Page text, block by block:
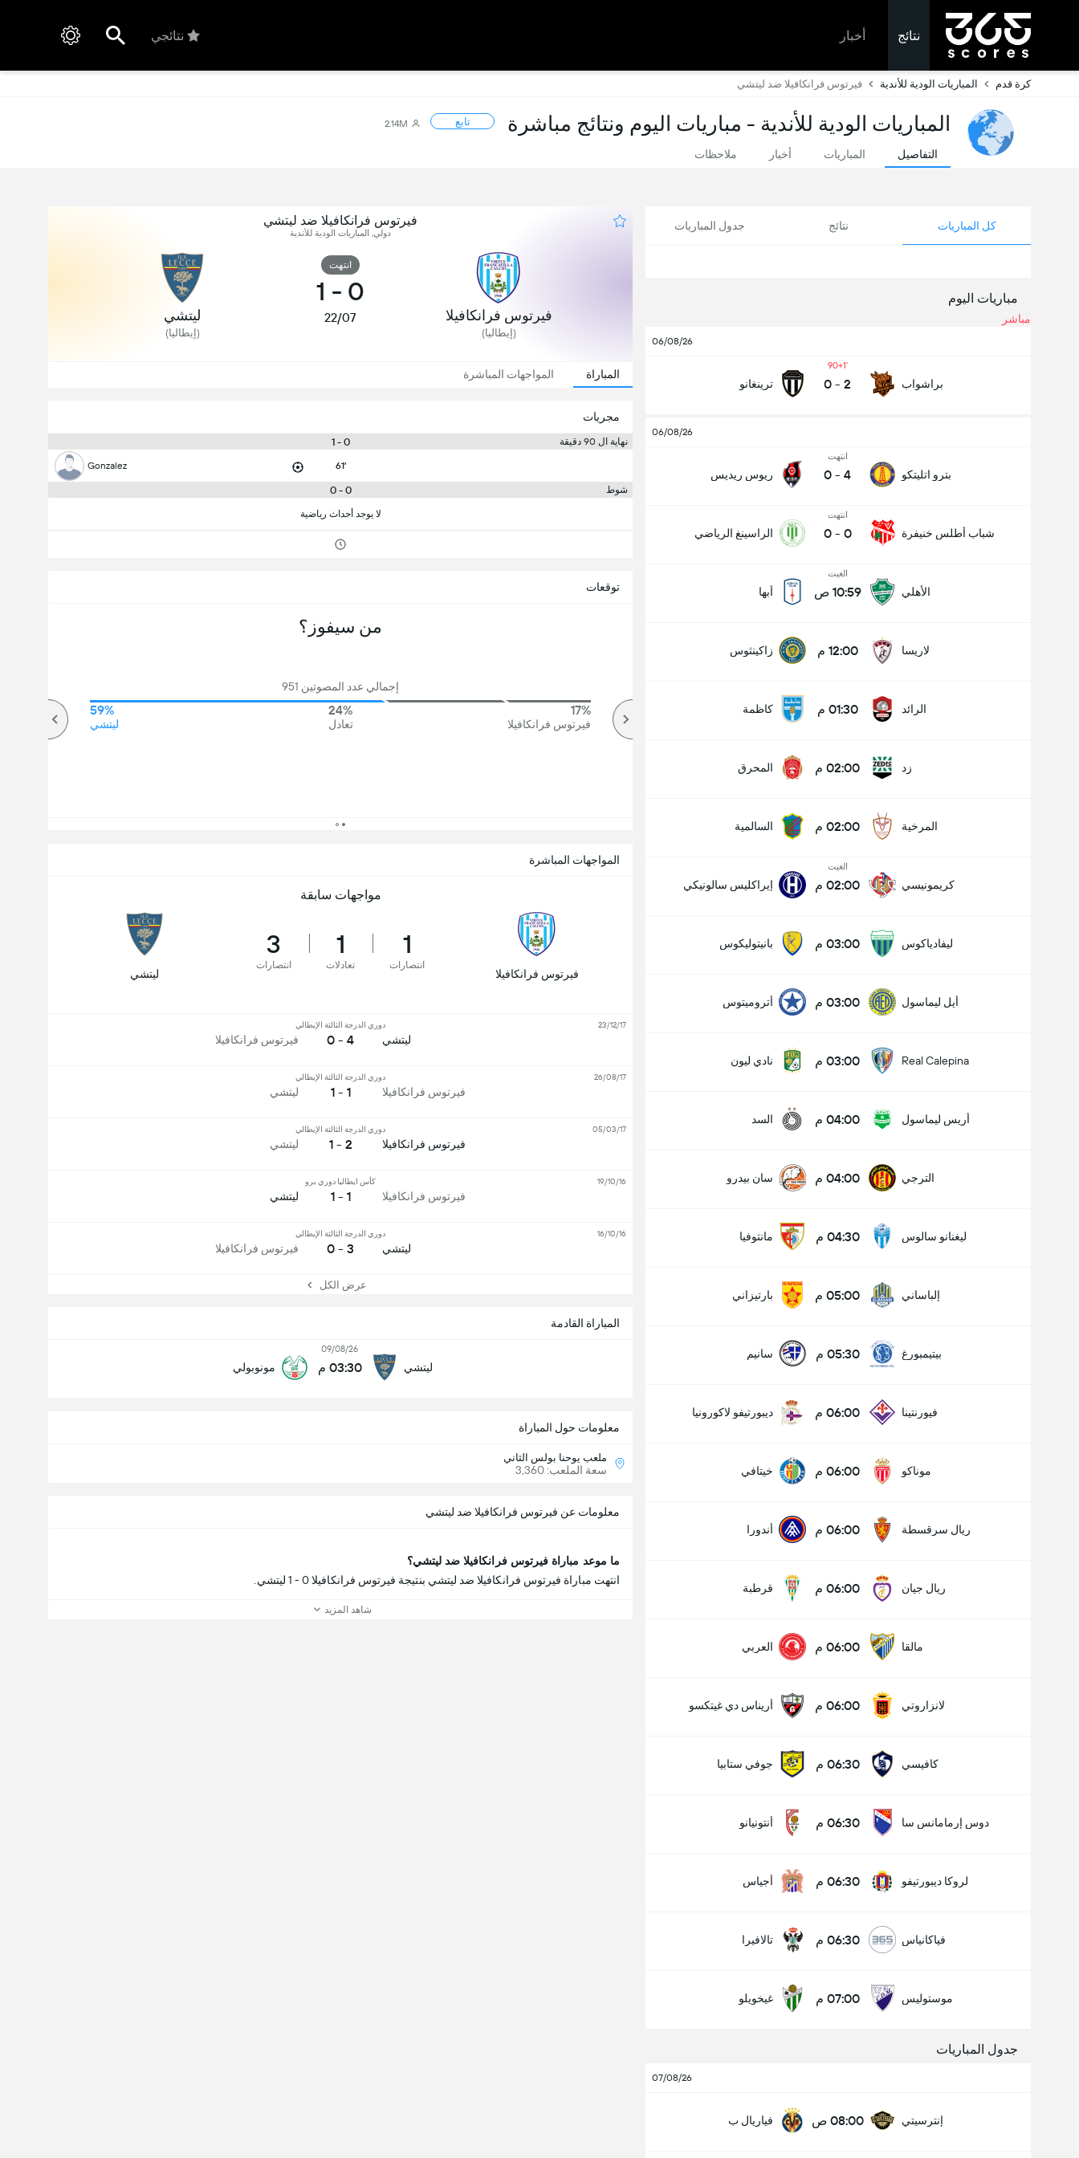
نتائج أخبار نتائجي
كرة قدم المباريات الودية للأندية فيرتوس فرانكافيلا ضد ليتشي
المباريات الودية للأندية - مباريات اليوم ونتائج مباشرة تابع 2.14M
التفاصيل المباريات أخبار ملاحظات
كل المباريات نتائج جدول المباريات
مباريات اليوم
مباشر
06/08/26
براشواب
90+1
2
-
0 ترينغانو
06/08/26
بترو اتليتكو
انتهت
4
-
0 ريوس ريديس
شباب أطلس خنيفرة
انتهت
0
-
0 الراسينغ الرياضي
الأهلي
الغيت
10:59 ص أبها
لاريسا 12:00 م زاكينثوس
الرائد 01:30 م كاظمة
زد 02:00 م المحرق
المرخية 02:00 م السالمية
كريمونيسي
الغيت
02:00 م إيراكليس سالونيكي
ليفادياكوس 03:00 م بانيتوليكوس
أيل ليماسول 03:00 م أتروميتوس
Real Calepina 03:00 م نادي ليون
أريس ليماسول 04:00 م السد
الترجي 04:00 م سان بيدرو
ليغنانو سالوس 04:30 م مانتوفيا
إلباساني 05:00 م بارتيزاني
بيتيمبورغ 05:30 م سانيم
فيورنتينا 06:00 م ديبورتيفو لاكورونيا
موناكو 06:00 م خيتافي
ريال سرقسطة 06:00 م أندورا
ريال جيان 06:00 م قرطبة
مالقا 06:00 م العربي
لانزاروتي 06:00 م أريناس دي غيتكسو
كافيسي 06:30 م جوفي ستابيا
دوس إرمامانس سا 06:30 م أنتونيانو
لروكا ديبورتيفو 06:30 م أجياس
فياكانياس 06:30 م تالافيرا
موستوليس 07:00 م غيخويلو
جدول المباريات
07/08/26
إنترسيتي 08:00 ص فياريال ب
فيرتوس فرانكافيلا ضد ليتشي
دولي, المباريات الودية للأندية
فيرتوس فرانكافيلا
(إيطاليا)
انتهت
0
-
1
22/07 ليتشي
(إيطاليا)
المباراة المواجهات المباشرة
مجريات
نهاية ال 90 دقيقة 0 - 1
61'
Gonzalez
شوط 0 - 0
لا يوجد أحداث رياضية
المباراة القادمة
ليتشي
09/08/26
03:30 م مونوبولي
معلومات حول المباراة
ملعب يوحنا بولس الثاني
سعة الملعب: 3,360
توقعات
من سيفوز؟
إجمالي عدد المصوتين 951
17%
فيرتوس فرانكافيلا
24%
تعادل
59%
ليتشي
المواجهات المباشرة
مواجهات سابقة
فيرتوس فرانكافيلا
1
انتصارات
1
تعادلات
3
انتصارات
ليتشي
ليتشي
دوري الدرجة الثالثة الإيطالي
4 - 0 فيرتوس فرانكافيلا
23/12/17
فيرتوس فرانكافيلا
دوري الدرجة الثالثة الإيطالي
1 - 1 ليتشي
26/08/17
فيرتوس فرانكافيلا
دوري الدرجة الثالثة الإيطالي
2 - 1 ليتشي
05/03/17
فيرتوس فرانكافيلا
كأس ايطاليا دوري برو
1 - 1 ليتشي
19/10/16
ليتشي
دوري الدرجة الثالثة الإيطالي
3 - 0 فيرتوس فرانكافيلا
16/10/16
عرض الكل
معلومات عن فيرتوس فرانكافيلا ضد ليتشي
ما موعد مباراة فيرتوس فرانكافيلا ضد ليتشي؟
انتهت مباراة فيرتوس فرانكافيلا ضد ليتشي بنتيجة فيرتوس فرانكافيلا 0 - 1 ليتشي.
شاهد المزيد